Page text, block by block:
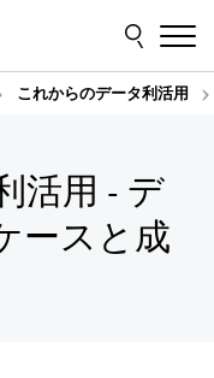
これからのデータ利活用
活用 - デ
ースと成